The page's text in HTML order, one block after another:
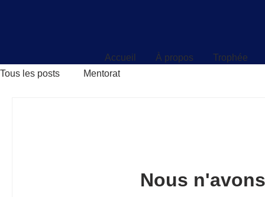
Accueil À propos
Trophée
Tous les posts
Mentorat
Nous